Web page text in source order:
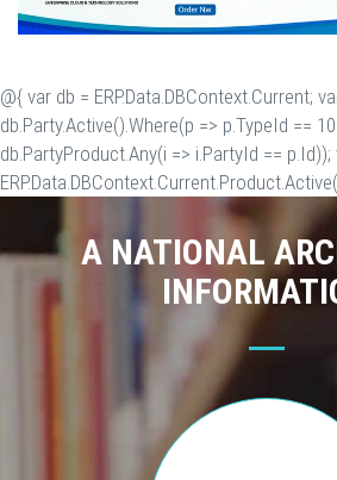
@{ var db = ERP.Data.DBContext.Current;
db.Party.Active().Where(p => p.TypeId ==
db.PartyProduct.Any(i => i.PartyId ==
A NATIONAL